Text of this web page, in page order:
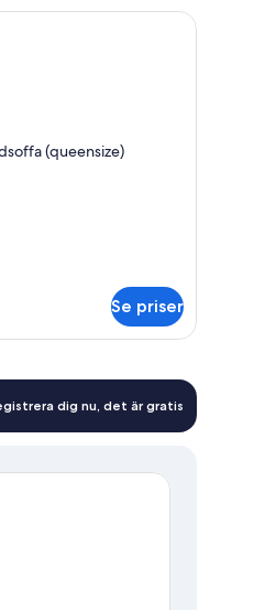
på rummet| Sängtillbehör av högsta kvalitet
(queensize)
Se priser
dig nu, det är gratis